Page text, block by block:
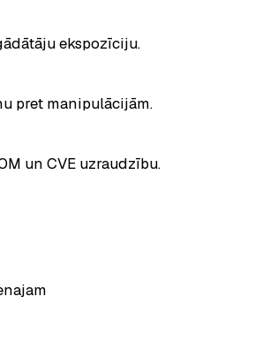
ekspozīciju.
pret manipulācijām.
un CVE uzraudzību.